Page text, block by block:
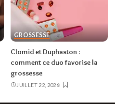
GROSSESSE
Clomid et Duphaston :
comment ce duo favorise la
grossesse
JUILLET 22, 2026